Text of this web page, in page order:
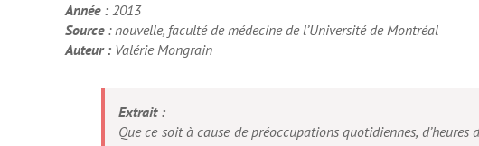
Année :2013
Source: nouvelle, faculté de médecine de l’Université de Montréal
Auteur :Valérie Mongrain
Extrait :
Que ce soit à cause de préoccupations quotidiennes,